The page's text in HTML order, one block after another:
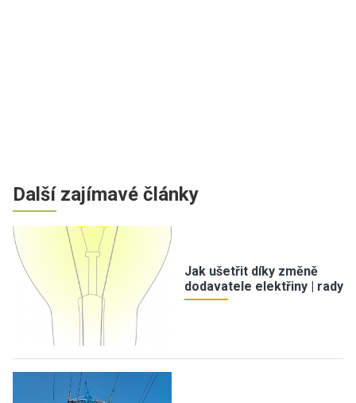
Další zajímavé články
Jak ušetřit díky změně
dodavatele elektřiny | rady